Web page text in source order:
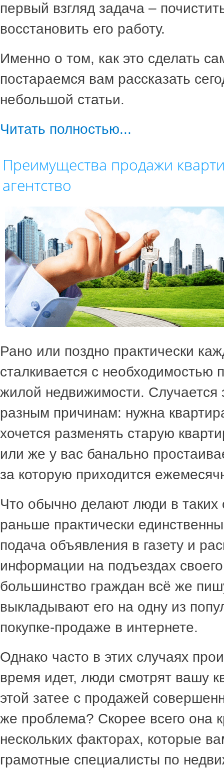
первый взгляд задача –
восстановить его работу.
Именно о том, как это сделать
постараемся вам рассказать
небольшой статьи.
Читать полностью...
Преимущества продажи
агентство
Рано или поздно практически
сталкивается с необходимостью
жилой недвижимости. Случается
разным причинам: нужна
хочется разменять старую
или же у вас банально
за которую приходится
Что обычно делают люди в таких
раньше практически
подача объявления в газету и
информации на подъездах
большинство граждан всё же
выкладывают его на одну из
покупке-продаже в интернете.
Однако часто в этих случаях
время идет, люди смотрят вашу
этой затее с продажей
же проблема? Скорее всего она
нескольких факторах, которые
грамотные специалисты по